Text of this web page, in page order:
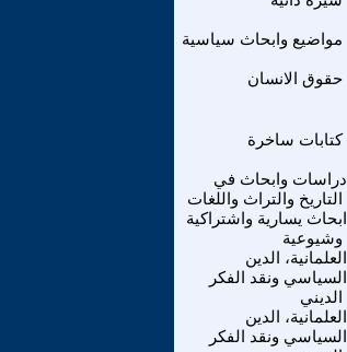
مواضيع وابحاث سياسية
حقوق الانسان
كتابات ساخرة
دراسات وابحاث في
التاريخ والتراث واللغات
ابحاث يسارية واشتراكية
وشيوعية
العلمانية، الدين
السياسي ونقد الفكر
الديني
العلمانية، الدين
السياسي ونقد الفكر